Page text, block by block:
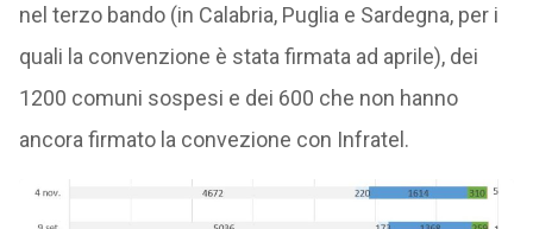
nel terzo bando (in Calabria, Puglia e Sardegna, per i
quali la convenzione è stata firmata ad aprile), dei
1200 comuni sospesi e dei 600 che non hanno
ancora firmato la convezione con Infratel.